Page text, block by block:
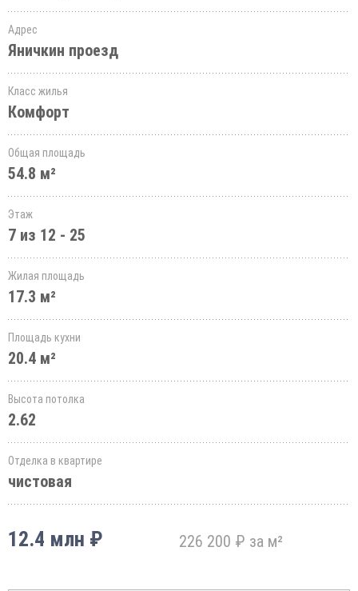
Адрес
Яничкин проезд
Класс жилья
Комфорт
Общая площадь
54.8 м²
Этаж
7 из 12 - 25
Жилая площадь
17.3 м²
Площадь кухни
20.4 м²
Высота потолка
2.62
Отделка в квартире
чистовая
12.4 млн ₽ 226 200 ₽ за м²